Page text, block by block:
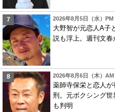
2026年8月5日（水）PM
大野智が元恋人A子
説も浮上。週刊文春
2026年8月6日（木）AM
薬師寺保栄と恋人
刑。元ボクシング
も判明